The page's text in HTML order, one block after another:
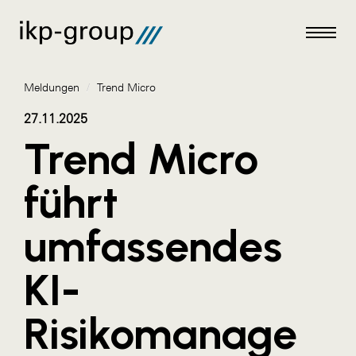
Meldungen
AKTUELLES
ALEX Krems
Amazon Web Services
Artweger
AustroCel Hallein
Meldungen / Trend Micro
27.11.2025
Trend Micro
führt
umfassendes
KI-
Risikomanage